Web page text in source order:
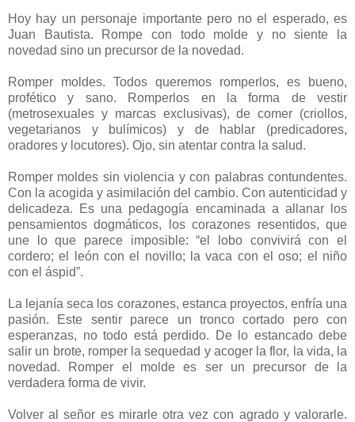
Hoy hay un personaje importante pero no el esperado, es
Juan Bautista. Rompe con todo molde y no siente la
novedad sino un precursor de la novedad.
Romper moldes. Todos queremos romperlos, es bueno,
profético y sano. Romperlos en la forma de vestir
(metrosexuales y marcas exclusivas), de comer (criollos,
vegetarianos y bulímicos) y de hablar (predicadores,
oradores y locutores). Ojo, sin atentar contra la salud.
Romper moldes sin violencia y con palabras contundentes.
Con la acogida y asimilación del cambio. Con autenticidad y
delicadeza. Es una pedagogía encaminada a allanar los
pensamientos dogmáticos, los corazones resentidos, que
une lo que parece imposible: “el lobo convivirá con el
cordero; el león con el novillo; la vaca con el oso; el niño
con el áspid”.
La lejanía seca los corazones, estanca proyectos, enfría una
pasión. Este sentir parece un tronco cortado pero con
esperanzas, no todo está perdido. De lo estancado debe
salir un brote, romper la sequedad y acoger la flor, la vida, la
novedad. Romper el molde es ser un precursor de la
verdadera forma de vivir.
Volver al señor es mirarle otra vez con agrado y valorarle.